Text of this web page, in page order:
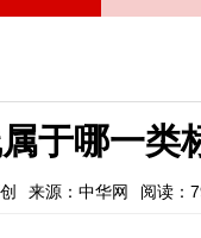
于哪一类
来源：中华网 阅读：